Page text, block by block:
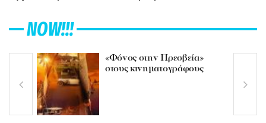
NOW!!!
«Φόνος στην Πρεσβεία»
στους κινηματογράφους